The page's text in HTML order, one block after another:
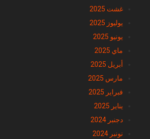
شتنبر 2025
غشت 2025
يوليوز 2025
يونيو 2025
ماي 2025
أبريل 2025
مارس 2025
فبراير 2025
يناير 2025
دجنبر 2024